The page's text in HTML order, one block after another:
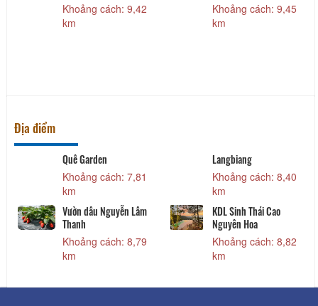
Khoảng cách: 9,42
km
Khoảng cách: 9,45
km
Địa điểm
Quê Garden
Khoảng cách: 7,81
km
Langbiang
Khoảng cách: 8,40
km
Vườn dâu Nguyễn Lâm
Thanh
Khoảng cách: 8,79
km
KDL Sinh Thái Cao
Nguyên Hoa
Khoảng cách: 8,82
km